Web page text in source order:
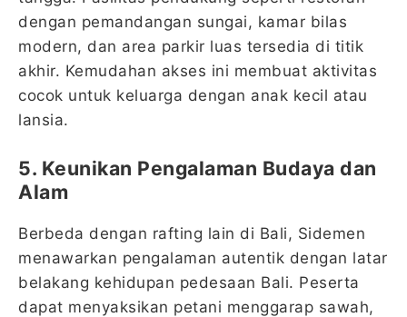
dengan pemandangan sungai, kamar bilas
modern, dan area parkir luas tersedia di titik
akhir. Kemudahan akses ini membuat aktivitas
cocok untuk keluarga dengan anak kecil atau
lansia.
5. Keunikan Pengalaman Budaya dan
Alam
Berbeda dengan rafting lain di Bali, Sidemen
menawarkan pengalaman autentik dengan latar
belakang kehidupan pedesaan Bali. Peserta
dapat menyaksikan petani menggarap sawah,